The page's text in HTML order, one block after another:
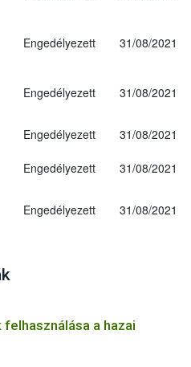
Engedélyezett 31/08/2021
Engedélyezett 31/08/2021
Engedélyezett
31/08/2021
Engedélyezett
31/08/2021
Engedélyezett 31/08/2021
a hazai